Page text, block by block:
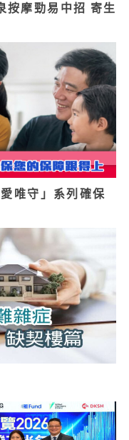
按摩勁易中招 寄生
唯守」系列確保